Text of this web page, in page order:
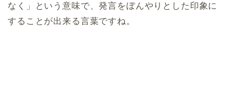
なく」という意味で、発言をぼんやりとした印象に
することが出来る言葉ですね。